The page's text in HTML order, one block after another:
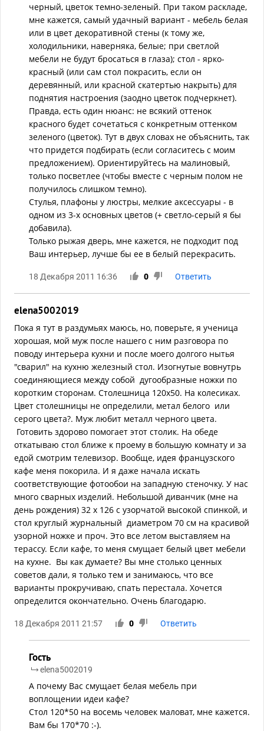
черный, цветок темно-зеленый. При таком раскладе,
мне кажется, самый удачный вариант - мебель белая
или в цвет декоративной стены (к тому же,
холодильники, наверняка, белые; при светлой
мебели не будут бросаться в глаза); стол - ярко-
красный (или сам стол покрасить, если он
деревянный, или красной скатертью накрыть) для
поднятия настроения (заодно цветок подчеркнет).
Правда, есть один нюанс: не всякий оттенок
красного будет сочетаться с конкретным оттенком
зеленого (цветок). Тут в двух словах не объяснить, так
что придется подбирать (если согласитесь с моим
предложением). Ориентируйтесь на малиновый,
только посветлее (чтобы вместе с черным полом не
получилось слишком темно).
Стулья, плафоны у люстры, мелкие аксессуары - в
одном из 3-х основных цветов (+ светло-серый я бы
добавила).
Только рыжая дверь, мне кажется, не подходит под
Ваш интерьер, лучше бы ее в белый перекрасить.
18 Декабря 2011 16:36 0 Ответить
elena5002019
Пока я тут в раздумьях маюсь, но, поверьте, я ученица
хорошая, мой муж после нашего с ним разговора по
поводу интерьера кухни и после моего долгого нытья
"сварил" на кухню железный стол. Изогнутые вовнутрь
соединяющиеся между собой дугообразные ножки по
коротким сторонам. Столешница 120х50. На колесиках.
Цвет столешницы не определили, метал белого или
серого цвета?. Муж любит металл черного цвета.
Готовить здорово помогает этот столик. На обеде
откатываю стол ближе к проему в большую комнату и за
едой смотрим телевизор. Вообще, идея французского
кафе меня покорила. И я даже начала искать
соответствующие фотообои на западную стеночку. У нас
много сварных изделий. Небольшой диванчик (мне на
день рождения) 32 х 126 с узорчатой высокой спинкой, и
стол круглый журнальный диаметром 70 см на красивой
узорной ножке и проч. Это все летом выставляем на
терассу. Если кафе, то меня смущает белый цвет мебели
на кухне. Вы как думаете? Вы мне столько ценных
советов дали, я только тем и занимаюсь, что все
варианты прокручиваю, спать перестала. Хочется
определится окончательно. Очень благодарю.
18 Декабря 2011 21:57 0 Ответить
Гость
elena5002019
А почему Вас смущает белая мебель при
воплощении идеи кафе?
Стол 120*50 на восемь человек маловат, мне кажется.
Вам бы 170*70 :-).